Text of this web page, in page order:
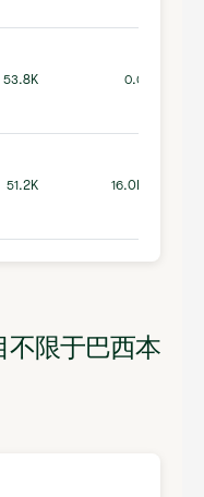
53.8K 0.0
51.2K 16.0K
不限于巴西本